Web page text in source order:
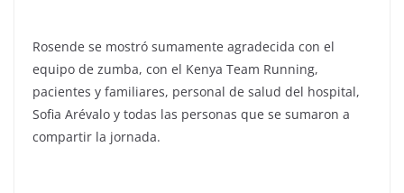
Rosende se mostró sumamente agradecida con el
equipo de zumba, con el Kenya Team Running,
pacientes y familiares, personal de salud del hospital,
Sofia Arévalo y todas las personas que se sumaron a
compartir la jornada.